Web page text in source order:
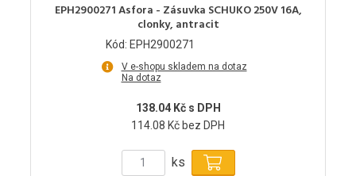
EPH2900271 Asfora - Zásuvka SCHUKO 250V 16A,
clonky, antracit
Kód: EPH2900271
V e-shopu skladem na dotaz
Na dotaz
138.04 Kč s DPH
114.08 Kč bez DPH
ks